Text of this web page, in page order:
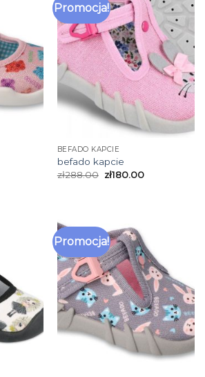
Promocja!
BEFADO KAPCIE
befado kapcie
zł288.00 zł180.00
Promocja!